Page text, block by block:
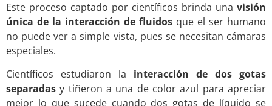
Este proceso captado por científicos brinda una visión
única de la interacción de fluidos que el ser humano
no puede ver a simple vista, pues se necesitan cámaras
especiales.
Científicos estudiaron la interacción de dos gotas
separadas y tiñeron a una de color azul para apreciar
mejor lo que sucede cuando dos gotas de líquido se